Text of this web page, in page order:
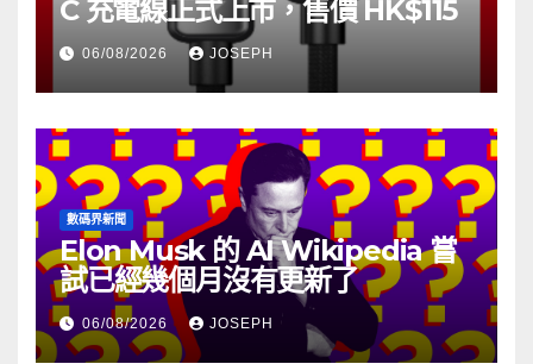
C 充電線正式上市，售價 HK$115
06/08/2026 JOSEPH
數碼界新聞
Elon Musk 的 AI Wikipedia 嘗
試已經幾個月沒有更新了
06/08/2026 JOSEPH